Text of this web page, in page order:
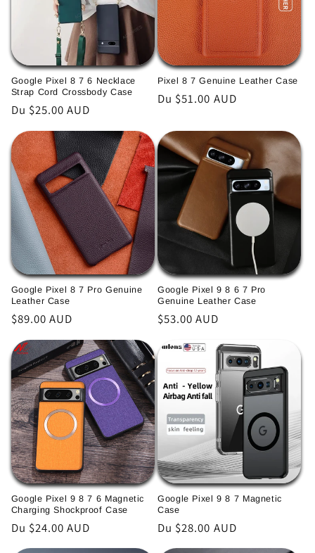
o
n
:
Google Pixel 8 7 6 Necklace
Strap Cord Crossbody Case
Prix
Du $25.00 AUD
Pixel 8 7 Genuine Leather Case
Prix
Du $51.00 AUD
Google Pixel 8 7 Pro Genuine
Leather Case
Prix
$89.00 AUD
Google Pixel 9 8 6 7 Pro
Genuine Leather Case
Prix
$53.00 AUD
Google Pixel 9 8 7 6 Magnetic
Charging Shockproof Case
Prix
habituel
Du $24.00 AUD
Google Pixel 9 8 7 Magnetic
Case
Prix
habituel
Du $28.00 AUD